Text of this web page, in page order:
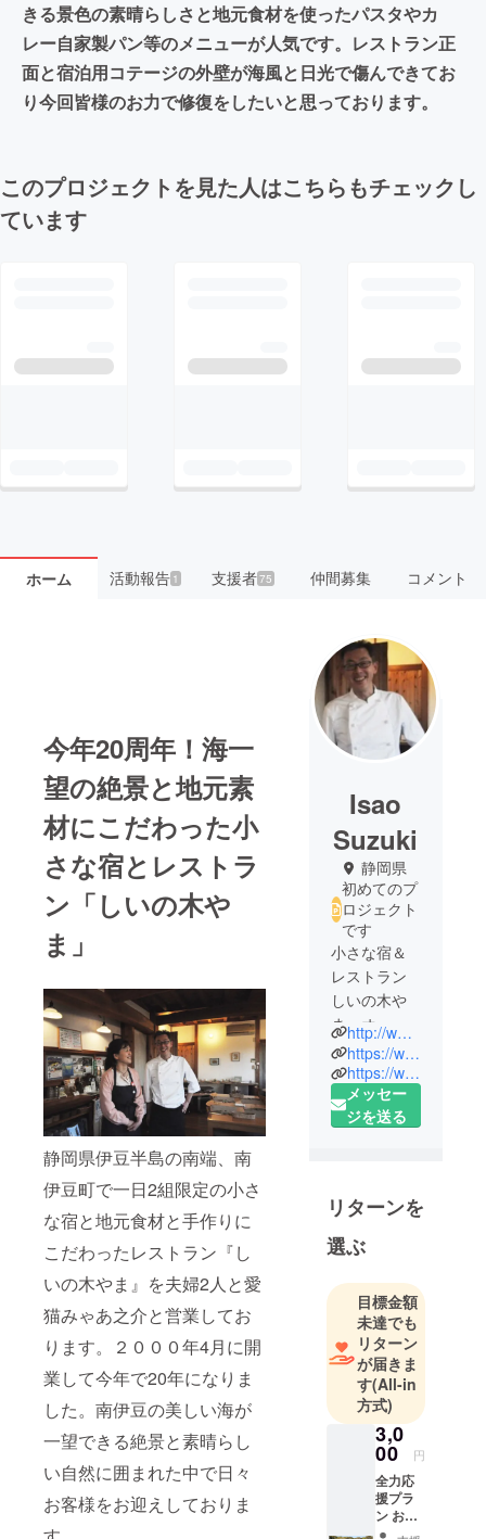
きる景色の素晴らしさと地元食材を使ったパスタやカ
レー自家製パン等のメニューが人気です。レストラン正
面と宿泊用コテージの外壁が海風と日光で傷んできてお
り今回皆様のお力で修復をしたいと思っております。
このプロジェクトを見た人はこちらもチェックし
ています
ホーム 活動報告1 支援者75 仲間募集 コメント
今年20周年！海一
望の絶景と地元素
材にこだわった小
さな宿とレストラ
ン「しいの木や
ま」
静岡県伊豆半島の南端、南
伊豆町で一日2組限定の小さ
な宿と地元食材と手作りに
こだわったレストラン『し
いの木やま』を夫婦2人と愛
猫みゃあ之介と営業してお
ります。２０００年4月に開
業して今年で20年になりま
した。南伊豆の美しい海が
一望できる絶景と素晴らし
い自然に囲まれた中で日々
お客様をお迎えしておりま
Isao
Suzuki
静岡県
初めてのプ
ロジェクト
です
小さな宿＆
レストラン
しいの木や
ま オー
ナー
学生時代は
自然の美し
い場所や歴
旅を楽し
む。
宿泊業の仕
事を辞め、1
年間調理師
学校に通い
料理の勉強
を始める。
レストラン
やペンショ
ンで調理の
経験をした
後、2000年4
月、静岡県
http://www4.i-younet.ne.jp/~mokuji/
https://www.facebook.com/shiinokiyama1248
https://www.instagram.com/shiinokiyama/
メッセー
ジを送る
リターンを
選ぶ
目標金額
未達でも
リターン
が届きま
す(All-in
方式)
3,0
00 円
全力応
援プラ
ン お礼
のメッ